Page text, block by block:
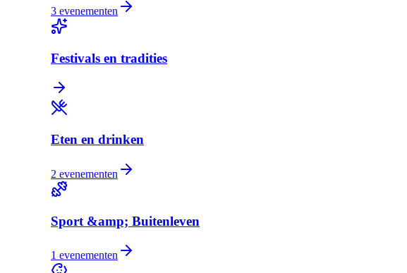
3 evenementen
Festivals en tradities
Eten en drinken
2 evenementen
Sport &amp; Buitenleven
1 evenementen